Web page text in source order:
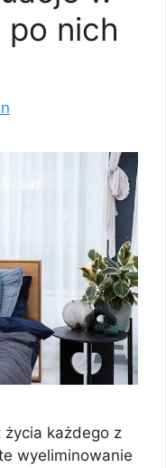
po nich
życia każdego z
wyeliminowanie